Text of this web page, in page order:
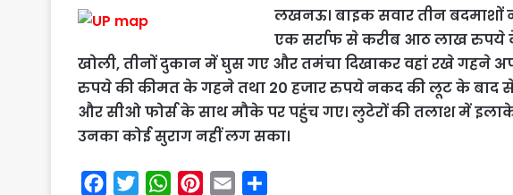
लखनऊ। बाइक सवार तीन
एक सर्राफ से करीब आठ लाख रुपये
खोली, तीनों दुकान में घुस गए और तमंचा दिखाकर वहां रखे गहने
रुपये की कीमत के गहने तथा 20 हजार रुपये नकद की लूट के बाद से
और सीओ फोर्स के साथ मौके पर पहुंच गए। लुटेरों की तलाश में
उनका कोई सुराग नहीं लग सका।
W